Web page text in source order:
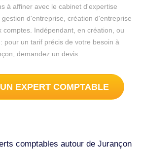
à affiner avec le cabinet d'expertise
d'entreprise, création d'entreprise
comptes. Indépendant, en création, ou
pour un tarif précis de votre besoin à
demandez un devis.
EXPERT COMPTABLE
comptables autour de Jurançon